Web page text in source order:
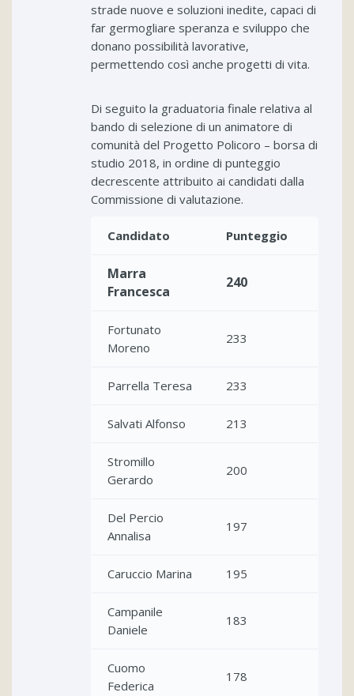
strade nuove e soluzioni inedite, capaci di
far germogliare speranza e sviluppo che
donano possibilità lavorative,
permettendo così anche progetti di vita.
Di seguito la graduatoria finale relativa al
bando di selezione di un animatore di
comunità del Progetto Policoro – borsa di
studio 2018, in ordine di punteggio
decrescente attribuito ai candidati dalla
Commissione di valutazione.
Candidato Punteggio
Marra
Francesca
240
Fortunato
Moreno
233
Parrella Teresa 233
Salvati Alfonso 213
Stromillo
Gerardo
200
Del Percio
Annalisa
197
Caruccio Marina 195
Campanile
Daniele
183
Cuomo
Federica
178